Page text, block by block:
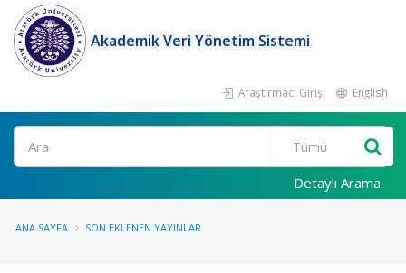
Akademik Veri Yönetim Sistemi
Araştırmacı Girişi English
Ara
Detaylı Arama
ANA SAYFA SON EKLENEN YAYINLAR